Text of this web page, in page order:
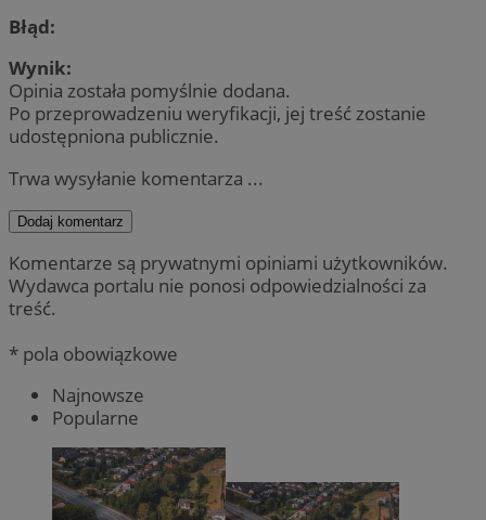
Błąd:
Wynik:
Opinia została pomyślnie dodana.
Po przeprowadzeniu weryfikacji, jej treść zostanie
udostępniona publicznie.
Trwa wysyłanie komentarza ...
Dodaj komentarz
Komentarze są prywatnymi opiniami użytkowników.
Wydawca portalu nie ponosi odpowiedzialności za
treść.
* pola obowiązkowe
Najnowsze
Popularne